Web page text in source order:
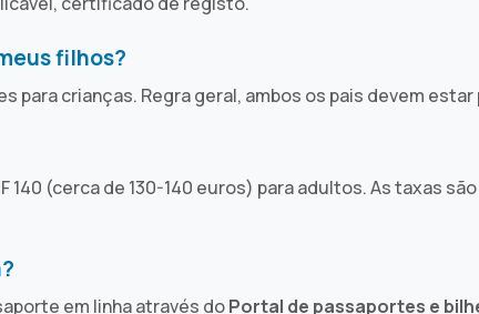
filhos?
para crianças. Regra geral, ambos os pais devem
140 (cerca de 130-140 euros) para adultos. As taxas
em linha através doPortal de passaportes e